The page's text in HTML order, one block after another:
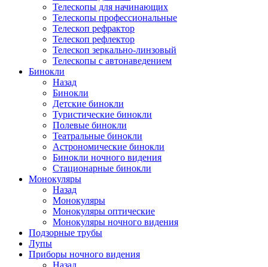
Телескопы для начинающих
Телескопы профессиональные
Телескоп рефрактор
Телескоп рефлектор
Телескоп зеркально-линзовый
Телескопы с автонаведением
Бинокли
Назад
Бинокли
Детские бинокли
Туристические бинокли
Полевые бинокли
Театральные бинокли
Астрономические бинокли
Бинокли ночного видения
Стационарные бинокли
Монокуляры
Назад
Монокуляры
Монокуляры оптические
Монокуляры ночного видения
Подзорные трубы
Лупы
Приборы ночного видения
Назад